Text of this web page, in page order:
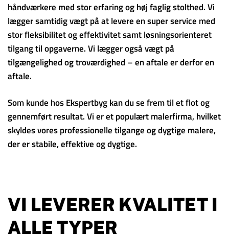
håndværkere med stor erfaring og høj faglig stolthed. Vi
lægger samtidig vægt på at levere en super service med
stor fleksibilitet og effektivitet samt løsningsorienteret
tilgang til opgaverne. Vi lægger også vægt på
tilgængelighed og troværdighed – en aftale er derfor en
aftale.
Som kunde hos Ekspertbyg kan du se frem til et flot og
gennemført resultat. Vi er et populært malerfirma, hvilket
skyldes vores professionelle tilgange og dygtige malere,
der er stabile, effektive og dygtige.
VI LEVERER KVALITET I
ALLE TYPER